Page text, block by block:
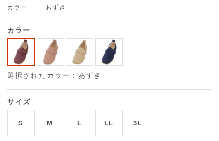
カラー
あずき
カラー
選択されたカラー：あずき
サイズ
S M L LL 3L